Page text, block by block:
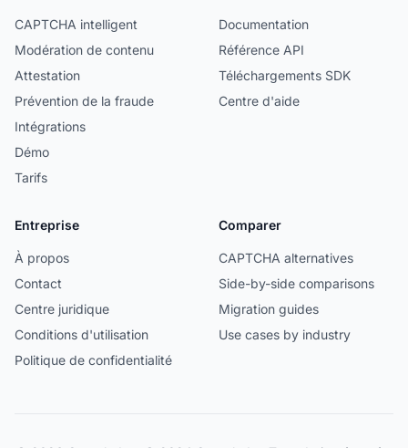
CAPTCHA intelligent
Modération de contenu
Attestation
Prévention de la fraude
Intégrations
Démo
Tarifs
Documentation
Référence API
Téléchargements SDK
Centre d'aide
Entreprise
À propos
Contact
Centre juridique
Conditions d'utilisation
Politique de confidentialité
Comparer
CAPTCHA alternatives
Side-by-side comparisons
Migration guides
Use cases by industry